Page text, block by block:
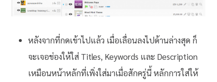
หลังจากที่กดเข้าไปแล้ว เมื่อเลื่อนลงไปด้านล่างสุด ก็
จะเจอช่องให้ใส่ Titles, Keywords และ Description
เหมือนหน้าหลักที่เพิ่งใส่มาเมื่อสักครู่นี้ หลักการใส่ให้